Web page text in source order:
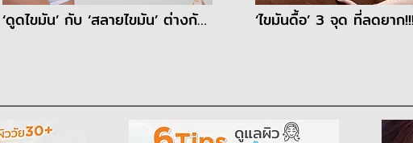
‘ดูดไขมัน’ กับ ‘สลายไขมัน’ ต่างกันอย่างไร? ‘ไขมันดื้อ’ 3 จุด ที่ลดยาก